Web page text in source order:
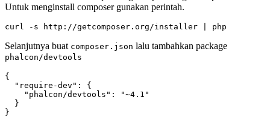
Untuk menginstall composer gunakan perintah.
curl -s http://getcomposer.org/installer php
Selanjutnya buat composer.json lalu tambahkan package
phalcon/devtools
{
"require-dev" :
{
"phalcon/devtools" :
"~4.1"
}
}